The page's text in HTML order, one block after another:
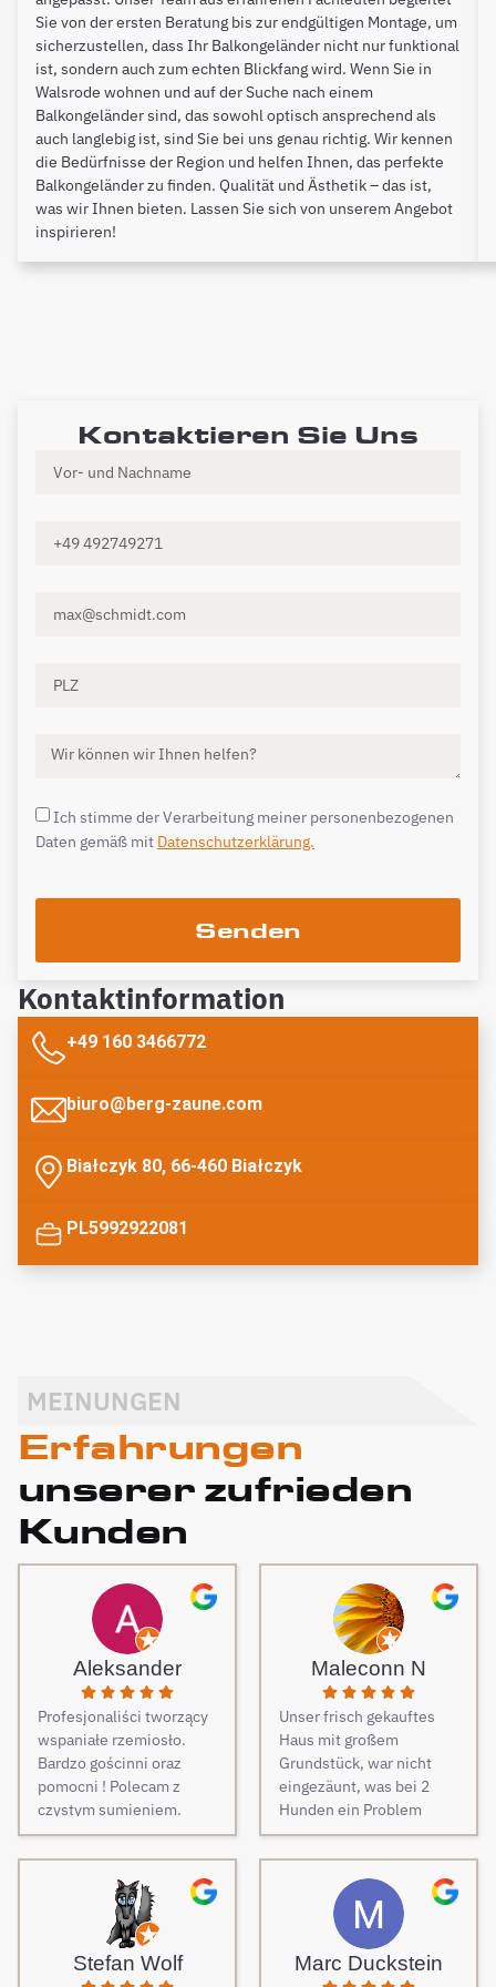
Sie von der ersten Beratung bis zur endgültigen Montage, um
sicherzustellen, dass Ihr Balkongeländer nicht nur funktional
ist, sondern auch zum echten Blickfang wird. Wenn Sie in
Walsrode wohnen und auf der Suche nach einem
Balkongeländer sind, das sowohl optisch ansprechend als
auch langlebig ist, sind Sie bei uns genau richtig. Wir kennen
die Bedürfnisse der Region und helfen Ihnen, das perfekte
Balkongeländer zu finden. Qualität und Ästhetik – das ist,
was wir Ihnen bieten. Lassen Sie sich von unserem Angebot
inspirieren!
Kontaktieren Sie Uns
Ich stimme der Verarbeitung meiner personenbezogenen
Daten gemäß mit Datenschutzerklärung.
Senden
Kontaktinformation
+49 160 3466772
biuro@berg-zaune.com
Białczyk 80, 66-460 Białczyk
PL5992922081
Erfahrungen
unserer zufrieden
Kunden
MEINUNGEN
Aleksander
Profesjonaliści tworzący
wspaniałe rzemiosło.
Bardzo gościnni oraz
pomocni ! Polecam z
czystym sumieniem.
Maleconn N
Unser frisch gekauftes
Haus mit großem
Grundstück, war nicht
eingezäunt, was bei 2
Hunden ein Problem
darstellt. Daher musste
dringend und schnell ein
Zaun her. Auf Empfehlung
von Freunden haben wir
unseren Zaun bei Berg
Zäune beauftragt und es
keine Sekunde bereut.
Stefan Wolf Marc Duckstein